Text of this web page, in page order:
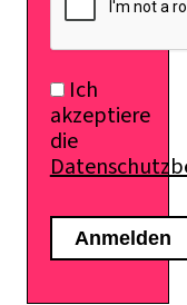
Ich
akzeptiere
die